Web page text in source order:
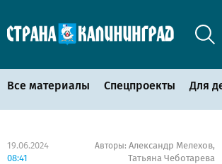
Все материалы Спецпроекты Для
19.06.2024
08:41
Авторы: Александр Мелехов,
Татьяна Чеботарева